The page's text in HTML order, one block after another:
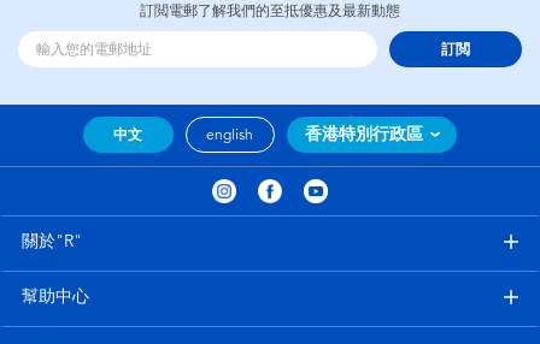
訂閲電郵了解我們的至抵優惠及最新動態
訂閲
中文 english 香港特別行政區
關於"R"
幫助中心